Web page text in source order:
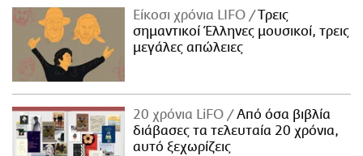
Είκοσι χρόνια LIFO
Tρεις
σημαντικοί Έλληνες μουσικοί, τρεις
μεγάλες απώλειες
20 χρόνια LiFO
Από όσα βιβλία
διάβασες τα τελευταία 20 χρόνια,
αυτό ξεχωρίζεις